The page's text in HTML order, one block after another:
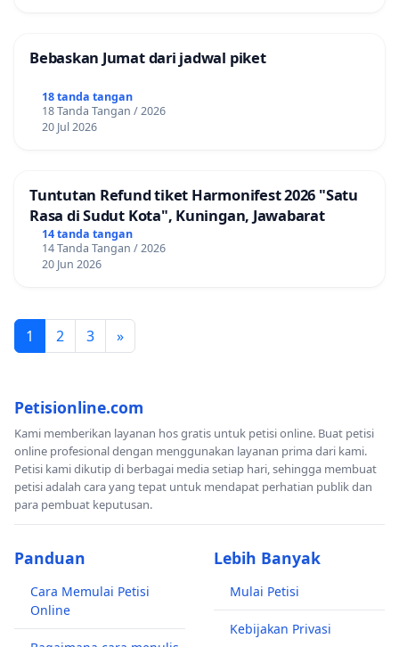
Bebaskan Jumat dari jadwal piket
18 tanda tangan
18 Tanda Tangan / 2026
20 Jul 2026
Tuntutan Refund tiket Harmonifest 2026 "Satu
Rasa di Sudut Kota", Kuningan, Jawabarat
14 tanda tangan
14 Tanda Tangan / 2026
20 Jun 2026
1 2 3 »
Petisionline.com
Kami memberikan layanan hos gratis untuk petisi online. Buat petisi
online profesional dengan menggunakan layanan prima dari kami.
Petisi kami dikutip di berbagai media setiap hari, sehingga membuat
petisi adalah cara yang tepat untuk mendapat perhatian publik dan
para pembuat keputusan.
Panduan
Cara Memulai Petisi
Online
Lebih Banyak
Mulai Petisi
Kebijakan Privasi